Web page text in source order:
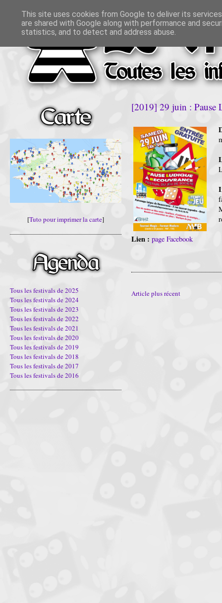
[Tuto pour imprimer la carte]
Tous les festivals de 2025
Tous les festivals de 2024
Tous les festivals de 2023
Tous les festivals de 2022
Tous les festivals de 2021
Tous les festivals de 2020
Tous les festivals de 2019
Tous les festivals de 2018
Tous les festivals de 2017
Tous les festivals de 2016
[2019] 29 juin : Pause
Lien : page Facebook
Article plus récent
This site uses cookies from Google to deliver its
are shared with Google along with performance and
statistics, and to detect and address abuse.